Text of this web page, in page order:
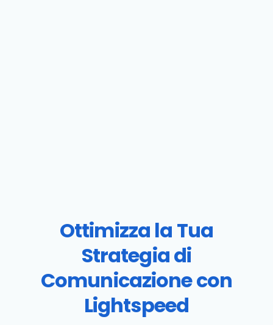
Ottimizza la Tua
Strategia di
Comunicazione con
Lightspeed